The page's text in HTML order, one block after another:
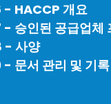
- HACCP 개요
- 승인된 공급업체
- 사양
- 문서 관리 및 기록